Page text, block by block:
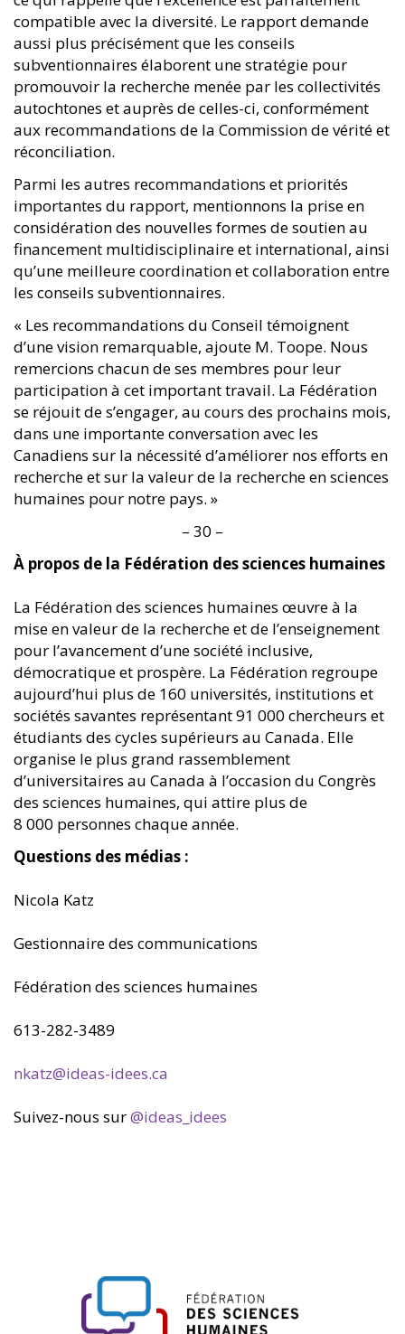
compatible avec la diversité. Le rapport demande
aussi plus précisément que les conseils
subventionnaires élaborent une stratégie pour
promouvoir la recherche menée par les collectivités
autochtones et auprès de celles-ci, conformément
aux recommandations de la Commission de vérité et
réconciliation.
Parmi les autres recommandations et priorités
importantes du rapport, mentionnons la prise en
considération des nouvelles formes de soutien au
financement multidisciplinaire et international, ainsi
qu’une meilleure coordination et collaboration entre
les conseils subventionnaires.
« Les recommandations du Conseil témoignent
d’une vision remarquable, ajoute M. Toope. Nous
remercions chacun de ses membres pour leur
participation à cet important travail. La Fédération
se réjouit de s’engager, au cours des prochains mois,
dans une importante conversation avec les
Canadiens sur la nécessité d’améliorer nos efforts en
recherche et sur la valeur de la recherche en sciences
humaines pour notre pays. »
– 30 –
À propos de la Fédération des sciences humaines
La Fédération des sciences humaines œuvre à la
mise en valeur de la recherche et de l’enseignement
pour l’avancement d’une société inclusive,
démocratique et prospère. La Fédération regroupe
aujourd’hui plus de 160 universités, institutions et
sociétés savantes représentant 91 000 chercheurs et
étudiants des cycles supérieurs au Canada. Elle
organise le plus grand rassemblement
d’universitaires au Canada à l’occasion du Congrès
des sciences humaines, qui attire plus de
8 000 personnes chaque année.
Questions des médias :
Nicola Katz
Gestionnaire des communications
Fédération des sciences humaines
613-282-3489
nkatz@ideas-idees.ca
Suivez-nous sur@ideas­_idees